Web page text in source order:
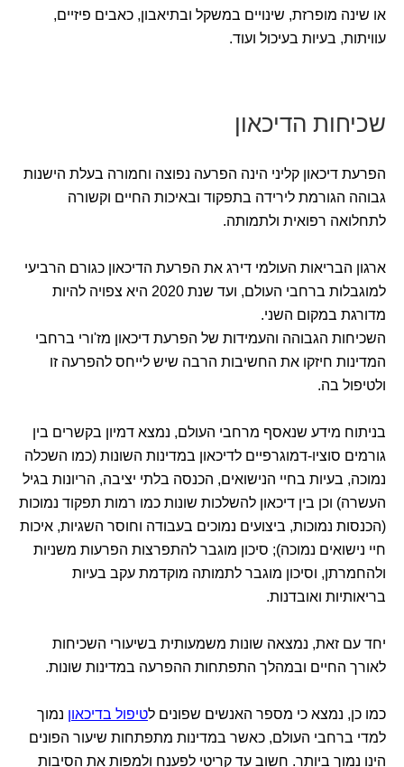
או שינה מופרזת, שינויים במשקל ובתיאבון, כאבים פיזיים,
עוויתות, בעיות בעיכול ועוד.
שכיחות הדיכאון
הפרעת דיכאון קליני הינה הפרעה נפוצה וחמורה בעלת הישנות
גבוהה הגורמת לירידה בתפקוד ובאיכות החיים וקשורה
לתחלואה רפואית ולתמותה.
ארגון הבריאות העולמי דירג את הפרעת הדיכאון כגורם הרביעי
למוגבלות ברחבי העולם, ועד שנת 2020 היא צפויה להיות
מדורגת במקום השני.
השכיחות הגבוהה והעמידות של הפרעת דיכאון מז'ורי ברחבי
המדינות חיזקו את החשיבות הרבה שיש לייחס להפרעה זו
ולטיפול בה.
בניתוח מידע שנאסף מרחבי העולם, נמצא דמיון בקשרים בין
גורמים סוציו-דמוגרפיים לדיכאון במדינות השונות (כמו השכלה
נמוכה, בעיות בחיי הנישואים, הכנסה בלתי יציבה, הריונות בגיל
העשרה) וכן בין דיכאון להשלכות שונות כמו רמות תפקוד נמוכות
(הכנסות נמוכות, ביצועים נמוכים בעבודה וחוסר השגיות, איכות
חיי נישואים נמוכה); סיכון מוגבר להתפרצות הפרעות משניות
ולהחמרתן, וסיכון מוגבר לתמותה מוקדמת עקב בעיות
בריאותיות ואובדנות.
יחד עם זאת, נמצאה שונות משמעותית בשיעורי השכיחות
לאורך החיים ובמהלך התפתחות ההפרעה במדינות שונות.
כמו כן, נמצא כי מספר האנשים שפונים לטיפול בדיכאון נמוך
למדי ברחבי העולם, כאשר במדינות מתפתחות שיעור הפונים
הינו נמוך ביותר. חשוב עד קריטי לפענח ולמפות את הסיבות